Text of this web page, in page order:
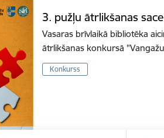
3. pužļu ātrlikšanas
Vasaras brīvlaikā bibliotēka
ātrlikšanas konkursā
Konkurss